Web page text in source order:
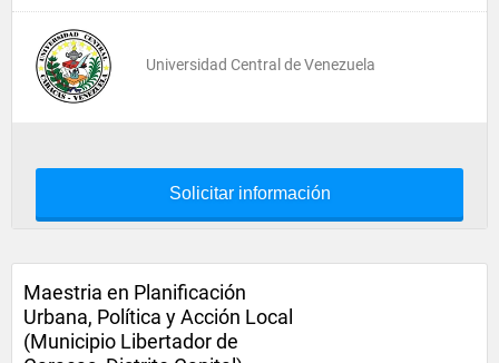
Universidad Central de Venezuela
Solicitar información
Maestria en Planificación
Urbana, Política y Acción Local
(Municipio Libertador de